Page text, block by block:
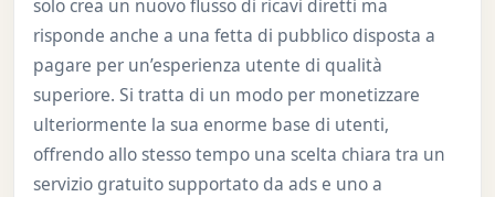
solo crea un nuovo flusso di ricavi diretti ma
risponde anche a una fetta di pubblico disposta a
pagare per un’esperienza utente di qualità
superiore. Si tratta di un modo per monetizzare
ulteriormente la sua enorme base di utenti,
offrendo allo stesso tempo una scelta chiara tra un
servizio gratuito supportato da ads e uno a